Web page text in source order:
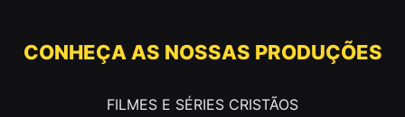
CONHEÇA AS NOSSAS PRODUÇÕES
FILMES E SÉRIES CRISTÃOS